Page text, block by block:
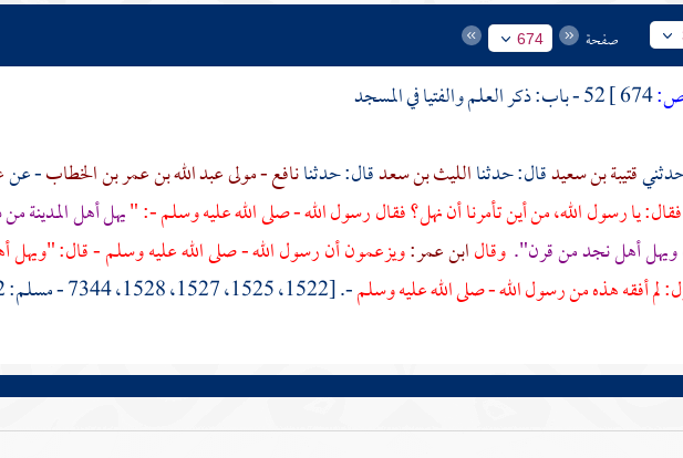
صفحة 674
52 - باب: ذكر العلم والفتيا في المسجد
قتيبة بن سعيدقال: حدثناالليث بن سعدقال: حدثنانافع - مولى عبد الله بن عمر بن الخطاب- عن
يا رسول الله، من أين تأمرنا أن نهل؟ فقال رسول الله - صلى الله عليه وسلم -: "يهلأهلالمدينةمن
ويهلأهلنجدمنقرن". وقالابن عمر:ويزعمون أن رسول الله - صلى الله عليه وسلم - قال: "ويهل
لم أفقه هذه من رسول الله - صلى الله عليه وسلم-. [1522، 1525، 1527، 1528، 7344 - مسلم: 1182 - فتح: 1 \ 230]